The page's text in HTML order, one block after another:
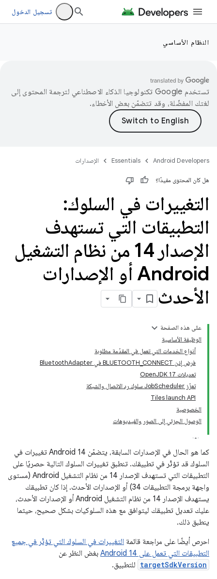
تسجيل الدخول
النظام الأساسي
تستخدم Google تكنولوجيا الذكاء الاصطناعي لترجمة المحتوى إلى
لغتك المفضّلة، وقد تتضمّن بعض الأخطاء.
Android Developers
Essentials الإصدارات
هل كان المحتوى مفيدًا؟
التغييرات في السلوك:
التطبيقات التي تستهدف
الإصدار 14 من نظام التشغيل
Android أو الإصدارات
الأحدث
على هذه الصفحة
الوظيفة الأساسية
أنواع الخدمات التي تعمل في المقدّمة مطلوبة
فرض إذن BLUETOOTH_CONNECT في BluetoothAdapter
تعديلات OpenJDK 17
تعزّز JobScheduler سلوك رد الاتصال والشبكة
Tiles launch API
الخصوصية
الوصول الجزئي إلى الصور والفيديوهات
كما هو الحال في الإصدارات السابقة، يتضمّن Android 14 تغييرات في
السلوك قد تؤثّر في تطبيقك. تنطبق تغييرات السلوك التالية حصريًا على
التطبيقات التي تستهدف الإصدار 14 من نظام التشغيل Android (مستوى
واجهة برمجة التطبيقات 34) أو الإصدارات الأحدث. إذا كان تطبيقك
يستهدف الإصدار 14 من نظام التشغيل Android أو الإصدارات الأحدث،
عليك تعديل تطبيقك ليتوافق مع هذه السلوكيات بشكل صحيح، حيثما
ينطبق ذلك.
احرص أيضًا على مراجعة قائمة التغييرات في السلوك التي تؤثّر في جميع
التطبيقات التي تعمل على Android 14
بغض النظر عن
targetSdkVersion للتطبيق.